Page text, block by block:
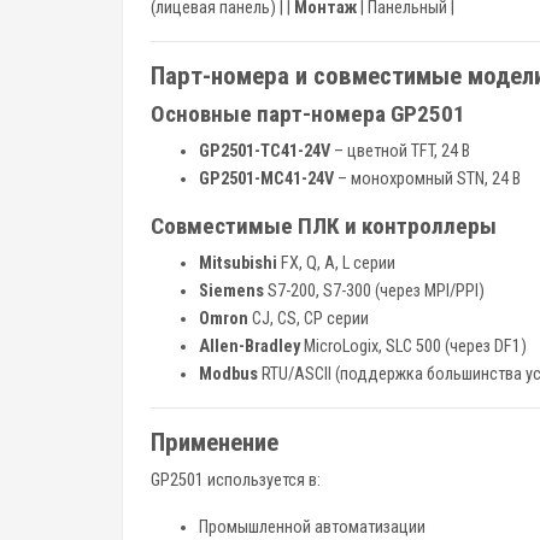
(лицевая панель) | |
Монтаж | Панельный |
Парт-номера и совместимые
Основные парт-номера GP2501
GP2501-TC41-24V – цветной TFT, 24 В
GP2501-MC41-24V – монохромный STN, 24 В
Совместимые ПЛК и контроллеры
Mitsubishi FX, Q, A, L серии
SiemensS7-200, S7-300 (через MPI/PPI)
Omron CJ, CS, CP серии
Allen-BradleyMicroLogix, SLC 500 (через DF1)
Modbus RTU/ASCII (поддержка большинства
Применение
GP2501 используется в:
Промышленной автоматизации